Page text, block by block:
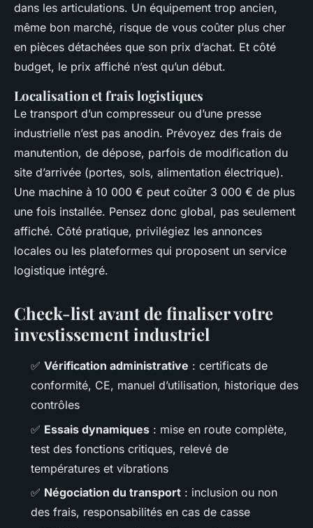
dans les articulations. Un équipement trop ancien,
même bon marché, risque de vous coûter plus cher
en pièces détachées que son prix d’achat. Et côté
budget, le prix affiché n’est qu’un début.
Localisation et frais logistiques
Le transport d’un compresseur ou d’une presse
industrielle n’est pas anodin. Prévoyez des frais de
manutention, de dépose, parfois de modification du
site d’arrivée (portes, sols, alimentation électrique).
Une machine à 10 000 € peut coûter 3 000 € de plus
une fois installée. Pensez donc global, pas seulement
affiché. Côté pratique, privilégiez les annonces
locales ou les plateformes qui proposent un service
logistique intégré.
Check-list avant de finaliser votre
investissement industriel
✅ Vérification administrative : certificats de
conformité, CE, manuel d’utilisation, historique des
contrôles
✅ Essais dynamiques : mise en route complète,
test des fonctions critiques, relevé de
températures et vibrations
✅ Négociation du transport : inclusion ou non
des frais, responsabilités en cas de casse